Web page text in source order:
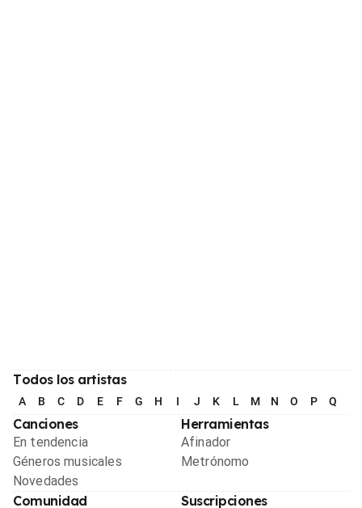
Todos los artistas
A B C D E F G H I J K L M N O P Q
Canciones
En tendencia
Géneros musicales
Novedades
Herramientas
Afinador
Metrónomo
Comunidad Suscripciones